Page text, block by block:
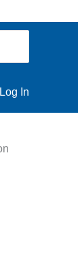
Log In